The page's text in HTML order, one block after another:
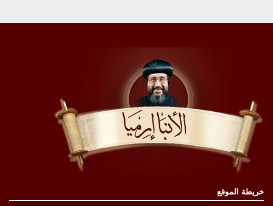
خريطة الموقع